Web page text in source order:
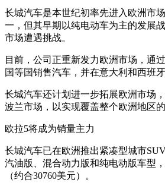
长城汽车是本世纪初率先进入欧洲市
一，但其早期以纯电动车为主的发展
市场遭遇挑战。
目前，公司正重新发力欧洲市场，通
国等国销售汽车，并在意大利和西班
长城汽车还计划进一步拓展欧洲市场
波兰市场，以实现覆盖整个欧洲地区的
欧拉5将成为销量主力
长城汽车已在欧洲推出紧凑型城市
汽油版、混合动力版和纯电动版车型
（约合30760美元）。